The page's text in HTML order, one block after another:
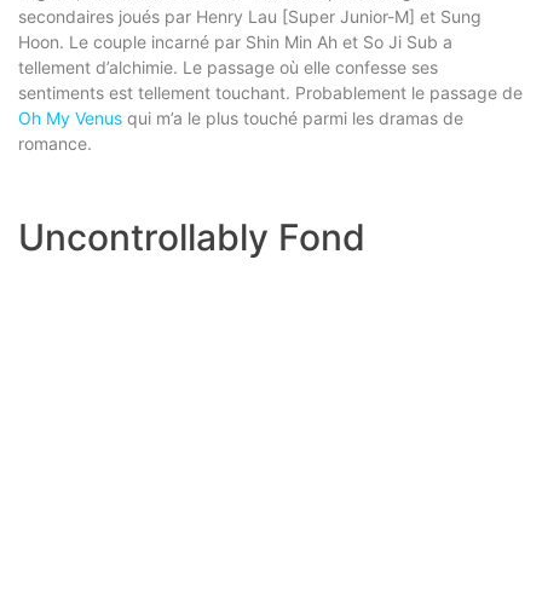
secondaires joués par Henry Lau [Super Junior-M] et Sung
Hoon. Le couple incarné par Shin Min Ah et So Ji Sub a
tellement d’alchimie. Le passage où elle confesse ses
sentiments est tellement touchant. Probablement le passage de
Oh My Venus qui m’a le plus touché parmi les dramas de
romance.
Uncontrollably Fond